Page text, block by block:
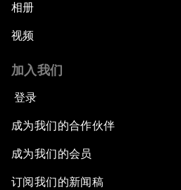
相册
视频
加入我们
登录
成为我们的合作伙伴
成为我们的会员
订阅我们的新闻稿